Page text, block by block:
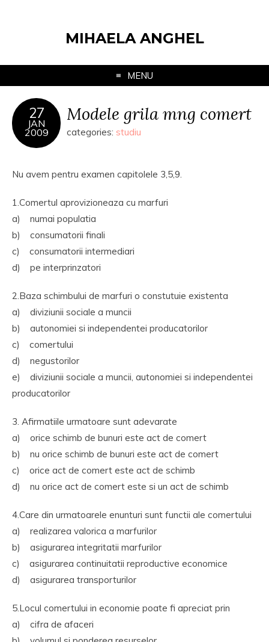
MIHAELA ANGHEL
MENU
27
JAN
2009
Modele grila mng comert
categories: studiu
Nu avem pentru examen capitolele 3,5,9.
1.Comertul aprovizioneaza cu marfuri
a) numai populatia
b) consumatorii finali
c) consumatorii intermediari
d) pe interprinzatori
2.Baza schimbului de marfuri o constutuie existenta
a) diviziunii sociale a muncii
b) autonomiei si independentei producatorilor
c) comertului
d) negustorilor
e) diviziunii sociale a muncii, autonomiei si independentei
producatorilor
3. Afirmatiile urmatoare sunt adevarate
a) orice schimb de bunuri este act de comert
b) nu orice schimb de bunuri este act de comert
c) orice act de comert este act de schimb
d) nu orice act de comert este si un act de schimb
4.Care din urmatoarele enunturi sunt functii ale comertului
a) realizarea valorica a marfurilor
b) asigurarea integritatii marfurilor
c) asigurarea continuitatii reproductive economice
d) asigurarea transporturilor
5.Locul comertului in economie poate fi apreciat prin
a) cifra de afaceri